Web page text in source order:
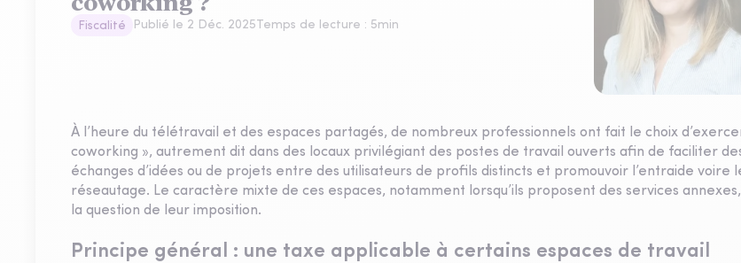
Fiscalité Publié le 2 Déc. 2025Temps de lecture : 5min
À l’heure du télétravail et des espaces partagés, de nombreux professionnels ont fait le choix
coworking », autrement dit dans des locaux privilégiant des postes de travail ouverts afin de faciliter
échanges d’idées ou de projets entre des utilisateurs de profils distincts et promouvoir l’entraide voire
réseautage. Le caractère mixte de ces espaces, notamment lorsqu’ils proposent des services
la question de leur imposition.
Principe général : une taxe applicable à certains espaces de travail